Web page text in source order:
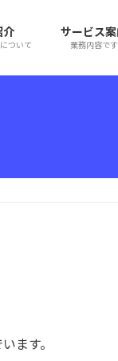
介
ついて
サービス案
業務内容です
ます。